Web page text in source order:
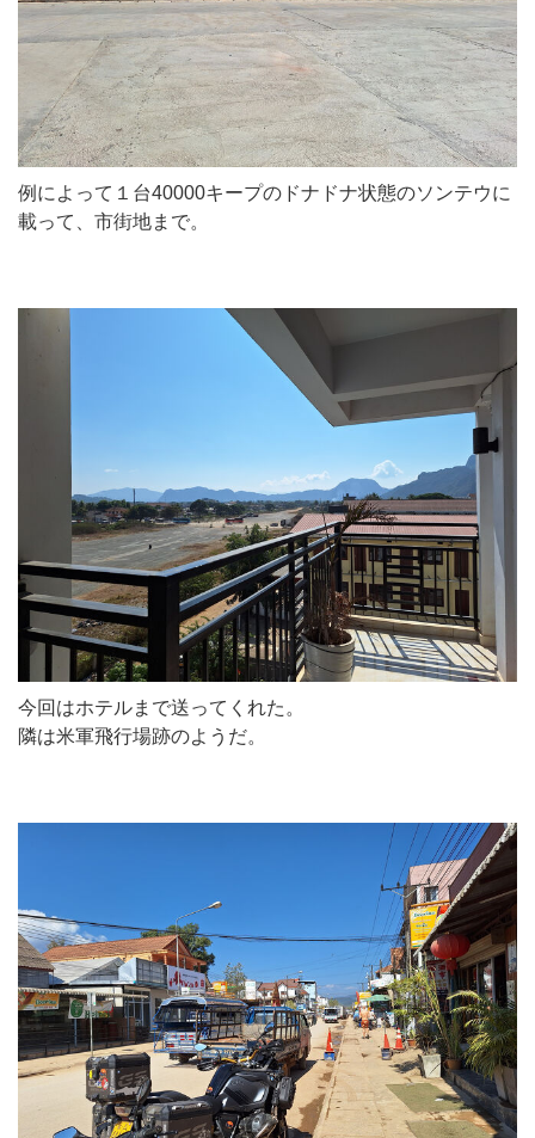
例によって１台40000キープのドナドナ状態のソンテウに
載って、市街地まで。
今回はホテルまで送ってくれた。
隣は米軍飛行場跡のようだ。